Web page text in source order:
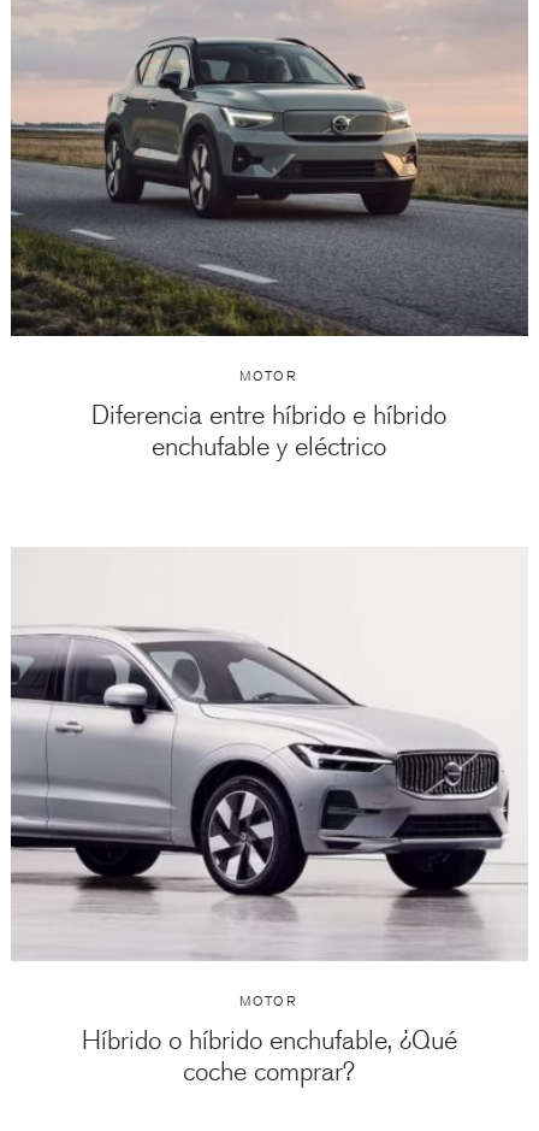
MOTOR
Diferencia entre híbrido e híbrido
enchufable y eléctrico
MOTOR
Híbrido o híbrido enchufable, ¿Qué
coche comprar?